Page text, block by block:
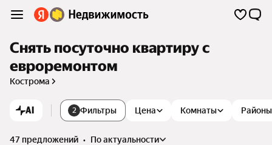
Снять посуточно квартиру с
евроремонтом
Кострома
AI 2 Фильтры Цена Комнаты Районы
47 предложений •
по актуальности